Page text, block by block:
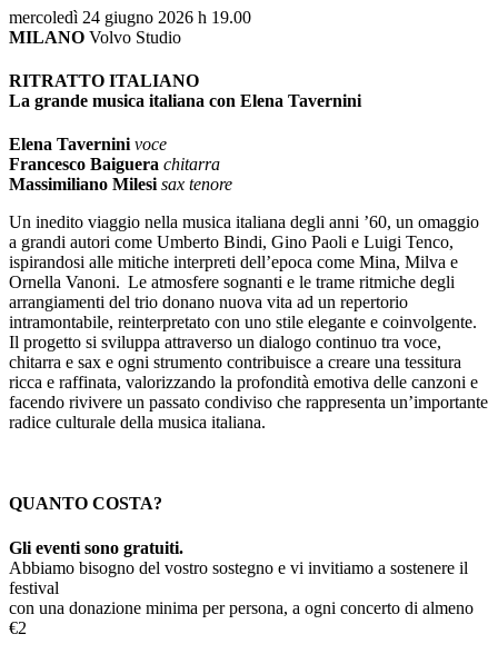
mercoledì 24 giugno 2026 h 19.00
MILANO Volvo Studio
RITRATTO ITALIANO
La grande musica italiana con Elena Tavernini
Elena Tavernini voce
Francesco Baiguera chitarra
Massimiliano Milesi sax tenore
Un inedito viaggio nella musica italiana degli anni ’60, un omaggio
a grandi autori come Umberto Bindi, Gino Paoli e Luigi Tenco,
ispirandosi alle mitiche interpreti dell’epoca come Mina, Milva e
Ornella Vanoni. Le atmosfere sognanti e le trame ritmiche degli
arrangiamenti del trio donano nuova vita ad un repertorio
intramontabile, reinterpretato con uno stile elegante e coinvolgente.
Il progetto si sviluppa attraverso un dialogo continuo tra voce,
chitarra e sax e ogni strumento contribuisce a creare una tessitura
ricca e raffinata, valorizzando la profondità emotiva delle canzoni e
facendo rivivere un passato condiviso che rappresenta un’importante
radice culturale della musica italiana.
QUANTO COSTA?
Gli eventi sono gratuiti.
Abbiamo bisogno del vostro sostegno e vi invitiamo a sostenere il
festival
con una donazione minima per persona, a ogni concerto di almeno
€2